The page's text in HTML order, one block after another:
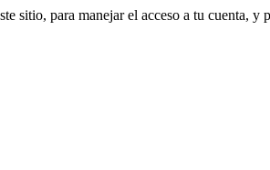
sitio, para manejar el acceso a tu cuenta, y